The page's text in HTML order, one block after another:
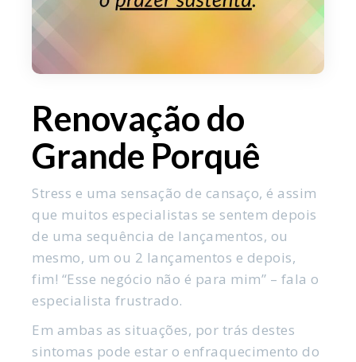
Renovação do
Grande Porquê
Stress e uma sensação de cansaço, é assim
que muitos especialistas se sentem depois
de uma sequência de lançamentos, ou
mesmo, um ou 2 lançamentos e depois,
fim! “Esse negócio não é para mim” – fala o
especialista frustrado.
Em ambas as situações, por trás destes
sintomas pode estar o enfraquecimento do